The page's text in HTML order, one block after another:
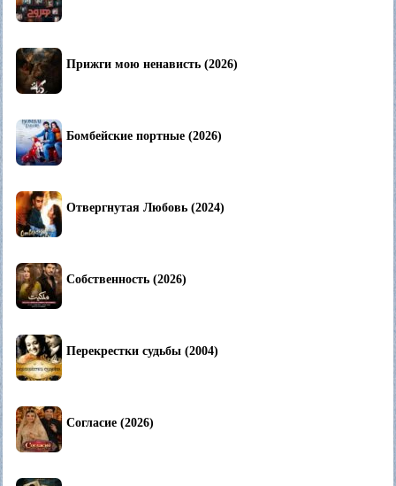
Прижги мою ненависть (2026)
Бомбейские портные (2026)
Отвергнутая Любовь (2024)
Собственность (2026)
Перекрестки судьбы (2004)
Согласие (2026)